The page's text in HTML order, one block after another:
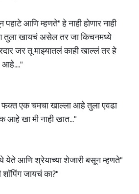
आणि म्हणते" हे नाही होणार नाही
तुला खायचं असेल तर जा किचनमध्ये
जर तू माझ्यातलं काही खाल्लं तर हे
आहे...."
फक्त एक चमचा खाल्ला आहे तुला एवढा
आहे खा मी नाही खात..."
येते आणि श्रेयाच्या शेजारी बसून म्हणते"
जायचं का?"